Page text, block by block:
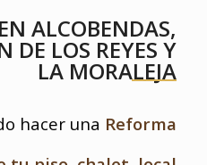
ALCOBENDAS,
DE LOS REYES Y
LA MORALEJA
hacer una Reforma